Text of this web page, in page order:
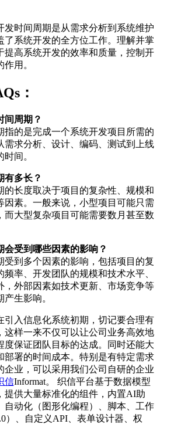
发时间周期是从需求分析到系统维护
了系统开发的全方位工作。理解并掌
提高系统开发的效率和质量，控制开
用。
：
间周期？
指的是完成一个系统开发项目所需的
需求分析、设计、编码、测试到上线
间。
有多长？
的长度取决于项目的复杂性、规模和
因素。一般来说，小型项目可能只需
而大型复杂项目可能需要数月甚至数
会受到哪些因素的影响？
受到多个因素的影响，包括项目的复
率、开发团队的规模和技术水平、
，外部因素如技术更新、市场竞争等
生影响。
引入信息化系统初期，切记要合理有
这样一来不仅可以让公司业务高效地
度保证团队目标的达成。同时还能大
部署的时间成本。特别是有特定需求
企业，可以采用我们公司自研的企业
信Informat。 织信平台基于数据模型
提供大量标准化的组件，内置AI助
自动化（图形化编程）、脚本、工作
）、自定义API、表单设计器、权